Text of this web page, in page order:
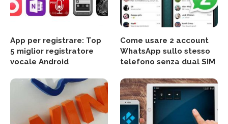
App per registrare: Top
5 miglior registratore
vocale Android
Come usare 2 account
WhatsApp sullo stesso
telefono senza dual SIM